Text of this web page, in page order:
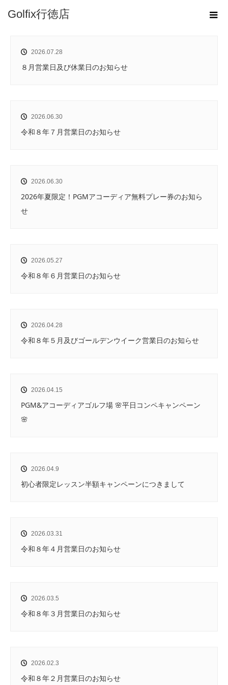
Golfix行徳店
お知らせ
2026.07.28
８月営業日及び休業日のお知らせ
2026.06.30
令和８年７月営業日のお知らせ
2026.06.30
2026年夏限定！PGMアコーディア無料プレー券のお知ら
せ
2026.05.27
令和８年６月営業日のお知らせ
2026.04.28
令和８年５月及びゴールデンウイーク営業日のお知らせ
2026.04.15
PGM&アコーディアゴルフ場 🌸平日コンペキャンペーン
🌸
2026.04.9
初心者限定レッスン半額キャンペーンにつきまして
2026.03.31
令和８年４月営業日のお知らせ
2026.03.5
令和８年３月営業日のお知らせ
2026.02.3
令和８年２月営業日のお知らせ